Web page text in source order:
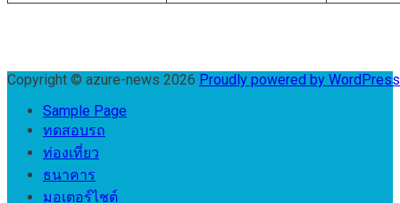
Copyright © azure-news 2026 Proudly powered by
Sample Page
ทดสอบรถ
ท่องเที่ยว
ธนาคาร
มอเตอร์ไชต์